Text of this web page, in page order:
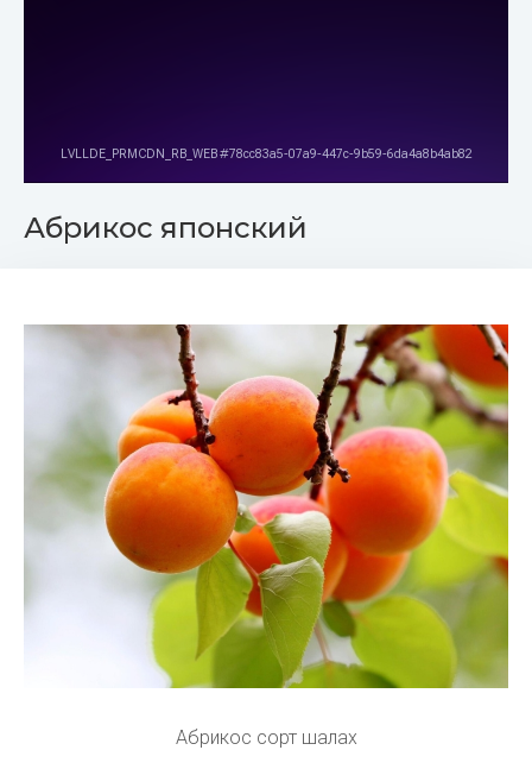
Абрикос японский
Абрикос сорт шалах